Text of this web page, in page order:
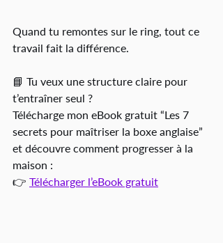
Quand tu remontes sur le ring, tout ce
travail fait la différence.
📘 Tu veux une structure claire pour
t’entraîner seul ?
Télécharge mon eBook gratuit “Les 7
secrets pour maîtriser la boxe anglaise”
et découvre comment progresser à la
maison :
👉 Télécharger l’eBook gratuit